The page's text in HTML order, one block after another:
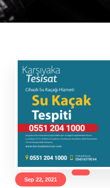
Sep 22, 2021